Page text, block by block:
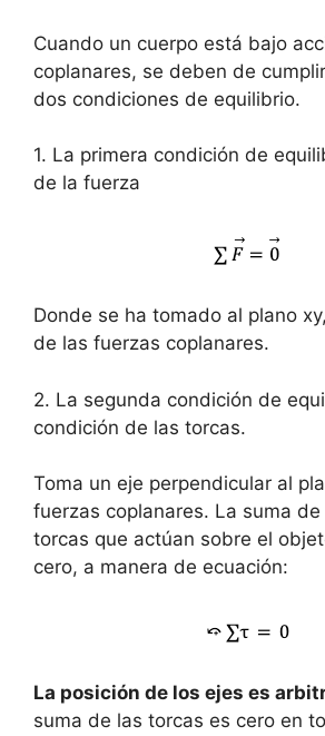
Cuando un cuerpo está bajo
coplanares, se deben de
dos condiciones de equilibrio.
1. La primera condición de
de la fuerza
Donde se ha tomado al plano
de las fuerzas coplanares.
2. La segunda condición de
condición de las torcas.
Toma un eje perpendicular al
fuerzas coplanares. La suma
torcas que actúan sobre el
cero, a manera de ecuación:
La posición de los ejes es
suma de las torcas es cero en